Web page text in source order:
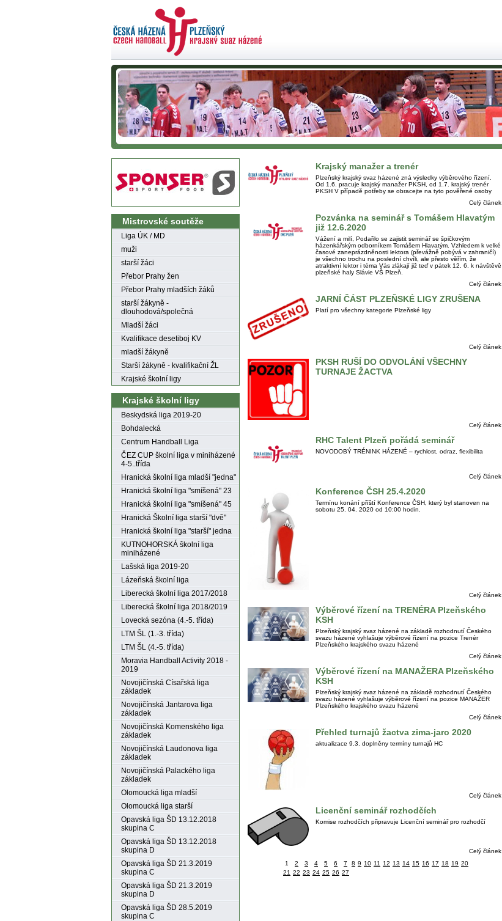
Mistrovské soutěže
Liga ÚK / MD
muži
starší žáci
Přebor Prahy žen
Přebor Prahy mladších žáků
starší žákyně -
dlouhodová/společná
Mladší žáci
Kvalifikace desetiboj KV
mladší žákyně
Starší žákyně - kvalifikační ŽL
Krajské školní ligy
Krajské školní ligy
Beskydská liga 2019-20
Bohdalecká
Centrum Handball Liga
ČEZ CUP školní liga v miniházené
4-5..třída
Hranická školní liga mladší "jedna"
Hranická školní liga "smíšená" 23
Hranická školní liga "smíšená" 45
Hranická Školní liga starší "dvě"
Hranická školní liga "starší" jedna
KUTNOHORSKÁ školní liga
miniházené
Lašská liga 2019-20
Lázeňská školní liga
Liberecká školní liga 2017/2018
Liberecká školní liga 2018/2019
Lovecká sezóna (4.-5. třída)
LTM ŠL (1.-3. třída)
LTM ŠL (4.-5. třída)
Moravia Handball Activity 2018 -
2019
Novojičínská Císařská liga
základek
Novojičínská Jantarova liga
základek
Novojičínská Komenského liga
základek
Novojičínská Laudonova liga
základek
Novojičínská Palackého liga
základek
Olomoucká liga mladší
Olomoucká liga starší
Opavská liga ŠD 13.12.2018
skupina C
Opavská liga ŠD 13.12.2018
skupina D
Opavská liga ŠD 21.3.2019
skupina C
Opavská liga ŠD 21.3.2019
skupina D
Opavská liga ŠD 28.5.2019
skupina C
Krajský manažer a trenér
Plzeňský krajský svaz házené zná výsledky výběrového řízení.
Od 1.6. pracuje krajský manažer PKSH, od 1.7. krajský trenér
PKSH V případě potřeby se obracejte na tyto pověřené osoby
Celý článek
Pozvánka na seminář s Tomášem Hlavatým
již 12.6.2020
Vážení a milí, Podařilo se zajistit seminář se špičkovým
házenkářským odborníkem Tomášem Hlavatým. Vzhledem k velké
časové zaneprázdněnosti lektora (převážně pobývá v zahraničí)
je všechno trochu na poslední chvíli, ale přesto věřím, že
atraktivní lektor i téma Vás zlákají již teď v pátek 12. 6. k návštěvě
plzeňské haly Slávie VŠ Plzeň.
Celý článek
JARNÍ ČÁST PLZEŇSKÉ LIGY ZRUŠENA
Platí pro všechny kategorie Plzeňské ligy
Celý článek
PKSH RUŠÍ DO ODVOLÁNÍ VŠECHNY
TURNAJE ŽACTVA
Celý článek
RHC Talent Plzeň pořádá seminář
NOVODOBÝ TRÉNINK HÁZENÉ – rychlost, odraz, flexibilita
Celý článek
Konference ČSH 25.4.2020
Termínu konání příští Konference ČSH, který byl stanoven na
sobotu 25. 04. 2020 od 10:00 hodin.
Celý článek
Výběrové řízení na TRENÉRA Plzeňského
KSH
Plzeňský krajský svaz házené na základě rozhodnutí Českého
svazu házené vyhlašuje výběrové řízení na pozice Trenér
Plzeňského krajského svazu házené
Celý článek
Výběrové řízení na MANAŽERA Plzeňského
KSH
Plzeňský krajský svaz házené na základě rozhodnutí Českého
svazu házené vyhlašuje výběrové řízení na pozice MANAŽER
Plzeňského krajského svazu házené
Celý článek
Přehled turnajů žactva zima-jaro 2020
aktualizace 9.3. doplněny termíny turnajů HC
Celý článek
Licenční seminář rozhodčích
Komise rozhodčích připravuje Licenční seminář pro rozhodčí
Celý článek
1
2 3 4 5 6 7 8 9 10 11 12 13 14 15 16 17 18 19 20
21 22 23 24 25 26 27